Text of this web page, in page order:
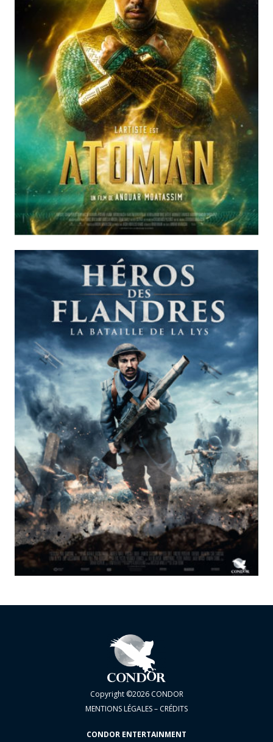
Copyright ©2026 CONDOR
MENTIONS LÉGALES – CRÉDITS
CONDOR ENTERTAINMENT